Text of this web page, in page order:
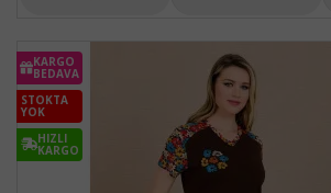
KARGO
BEDAVA
STOKTA
YOK
HIZLI
KARGO